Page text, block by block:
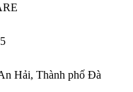
Hải, Thành phố Đà